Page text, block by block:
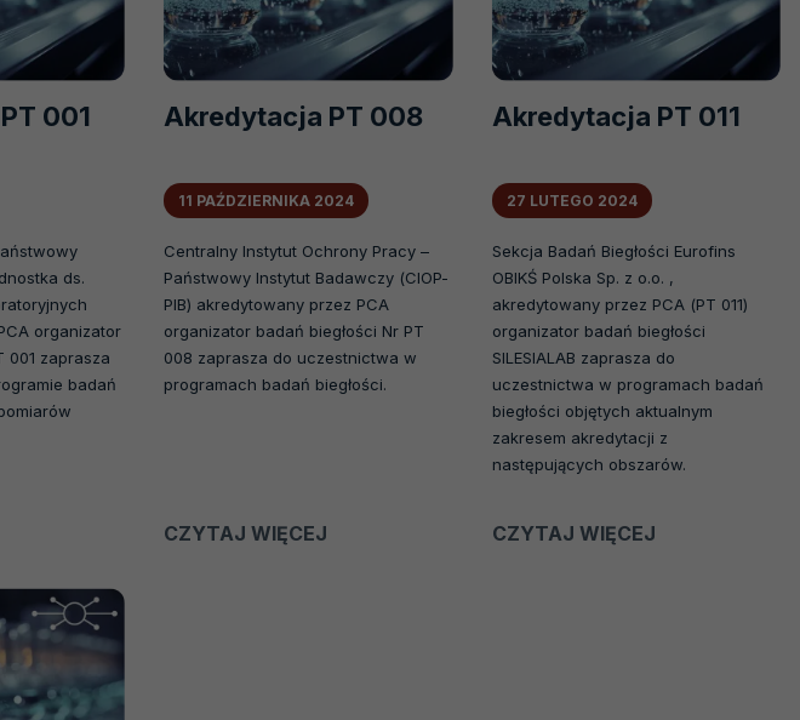
001
ds.
organizator
001 zaprasza
badań
001
Akredytacja PT 008
11 PAŹDZIERNIKA 2024
Centralny Instytut Ochrony Pracy –
Państwowy Instytut Badawczy (CIOP-
PIB) akredytowany przez PCA
organizator badań biegłości Nr PT
008 zaprasza do uczestnictwa w
programach badań biegłości.
CZYTAJ WIĘCEJ
Akredytacja PT 011
27 LUTEGO 2024
Sekcja Badań Biegłości Eurofins
OBIKŚ Polska Sp. z o.o. ,
akredytowany przez PCA (PT 011)
organizator badań biegłości
SILESIALAB zaprasza do
uczestnictwa w programach badań
biegłości objętych aktualnym
zakresem akredytacji z
następujących obszarów.
CZYTAJ WIĘCEJ